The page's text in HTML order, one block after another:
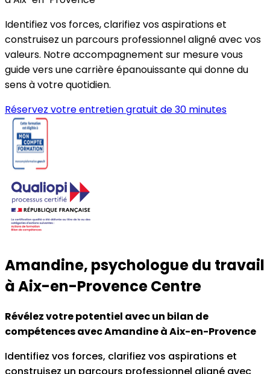
Identifiez vos forces, clarifiez vos aspirations et
construisez un parcours professionnel aligné avec vos
valeurs. Notre accompagnement sur mesure vous
guide vers une carrière épanouissante qui donne du
sens à votre quotidien.
Réservez votre entretien gratuit de 30 minutes
Amandine, psychologue du travail
àAix-en-ProvenceCentre
Révélez votre potentiel avec un bilan de
compétences avec Amandine à Aix-en-Provence
Identifiez vos forces, clarifiez vos aspirations et
construisez un parcours professionnel aligné avec